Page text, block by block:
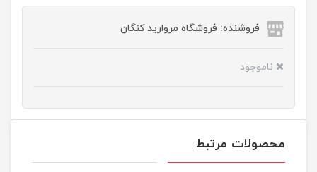
فروشنده: فروشگاه مروارید کنگان
ناموجود
محصولات مرتبط